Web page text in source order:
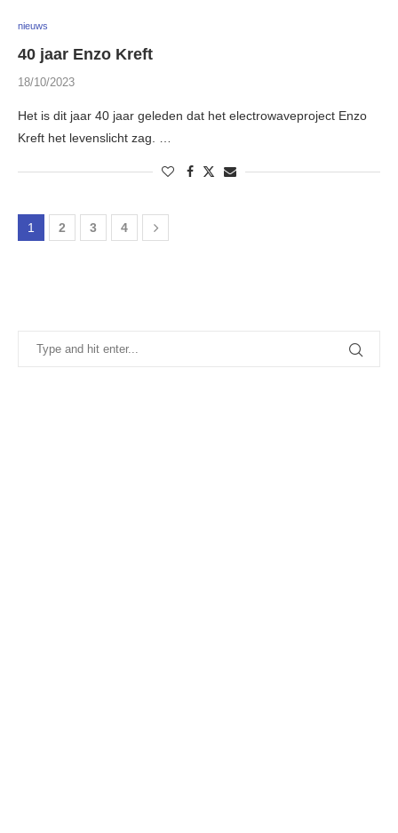
nieuws
40 jaar Enzo Kreft
18/10/2023
Het is dit jaar 40 jaar geleden dat het electrowaveproject Enzo
Kreft het levenslicht zag. …
1 2 3 4